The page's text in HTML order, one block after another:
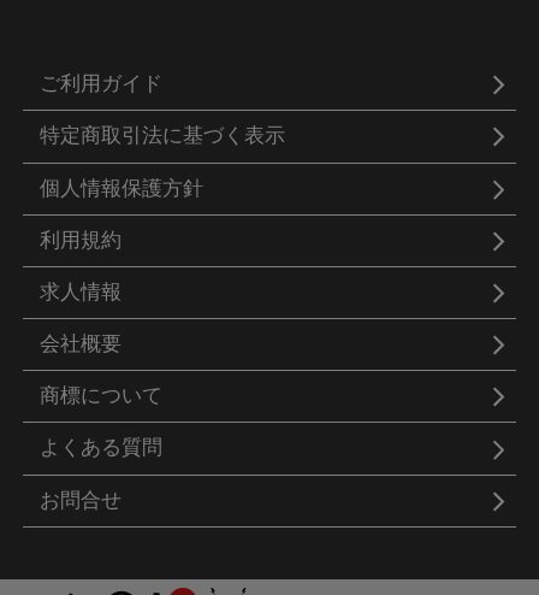
ご利用ガイド
特定商取引法に基づく表示
個人情報保護方針
利用規約
求人情報
会社概要
商標について
よくある質問
お問合せ